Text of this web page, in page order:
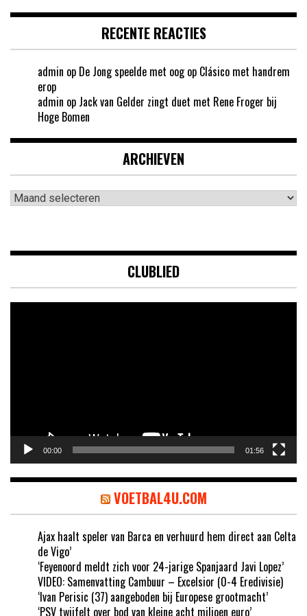
RECENTE REACTIES
admin op De Jong speelde met oog op Clásico met handrem
erop
admin op Jack van Gelder zingt duet met Rene Froger bij
Hoge Bomen
ARCHIEVEN
Archieven
CLUBLIED
00:00 01:56
VOETBAL4U.COM
Ajax haalt speler van Barca en verhuurd hem direct aan Celta
de Vigo’
‘Feyenoord meldt zich voor 24-jarige Spanjaard Javi Lopez’
VIDEO: Samenvatting Cambuur – Excelsior (0-4 Eredivisie)
‘Ivan Perisic (37) aangeboden bij Europese grootmacht’
‘PSV twijfelt over bod van kleine acht miljoen euro’